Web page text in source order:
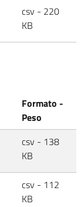
csv - 220
KB
Formato -
Peso
csv - 138
KB
csv - 112
KB